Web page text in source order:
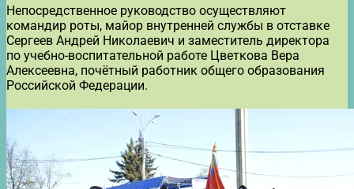
Непосредственное руководство осуществляют
командир роты, майор внутренней службы в отставке
Сергеев Андрей Николаевич и заместитель директора
по учебно-воспитательной работе Цветкова Вера
Алексеевна, почётный работник общего образования
Российской Федерации.